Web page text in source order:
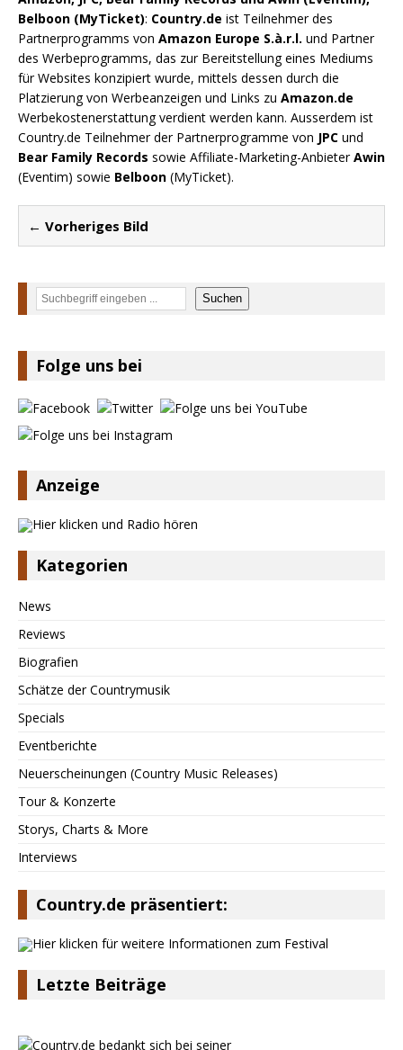
Belboon (MyTicket): Country.de ist Teilnehmer des
Partnerprogramms von Amazon Europe S.à.r.l. und Partner
des Werbeprogramms, das zur Bereitstellung eines Mediums
für Websites konzipiert wurde, mittels dessen durch die
Platzierung von Werbeanzeigen und Links zu Amazon.de
Werbekostenerstattung verdient werden kann. Ausserdem ist
Country.de Teilnehmer der Partnerprogramme von JPC und
Bear Family Records sowie Affiliate-Marketing-AnbieterAwin
(Eventim) sowie Belboon (MyTicket).
← Vorheriges Bild
Suchen Suchen
Folge uns bei
Anzeige
Kategorien
News
Reviews
Biografien
Schätze der Countrymusik
Specials
Eventberichte
Neuerscheinungen (Country Music Releases)
Tour & Konzerte
Storys, Charts & More
Interviews
Country.de präsentiert:
Letzte Beiträge